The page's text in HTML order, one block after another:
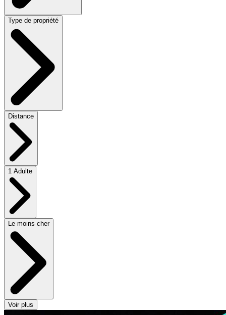
Type de propriété
Distance
1 Adulte
Le moins cher
Voir plus